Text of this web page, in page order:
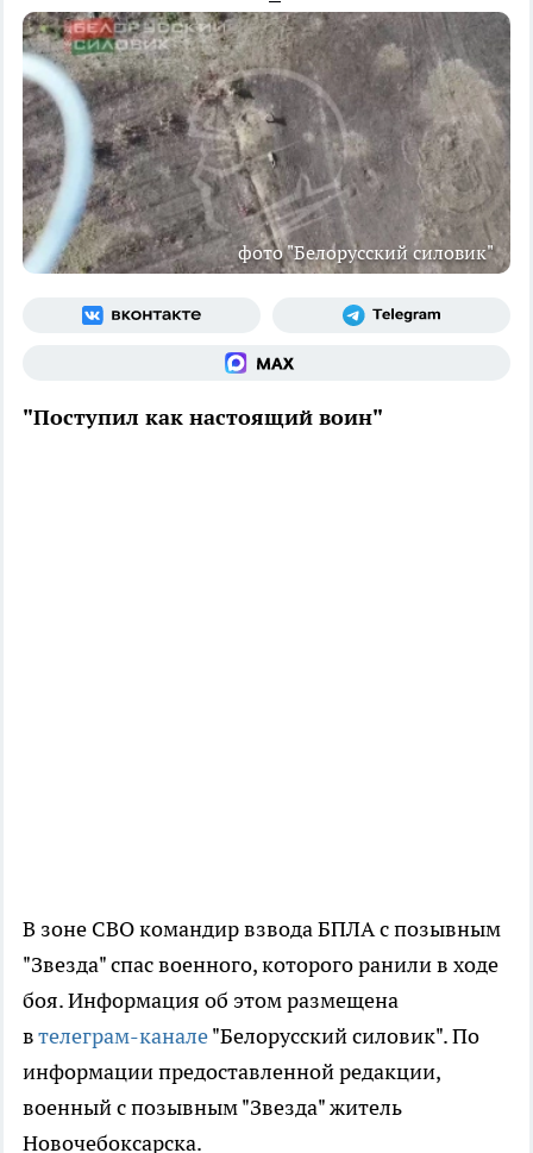
фото "Белорусский силовик"
"Поступил как настоящий воин"
В зоне СВО командир взвода БПЛА с позывным
"Звезда" спас военного, которого ранили в ходе
боя. Информация об этом размещена
втелеграм-канале"Белорусский силовик". По
информации предоставленной редакции,
военный с позывным "Звезда" житель
Новочебоксарска.